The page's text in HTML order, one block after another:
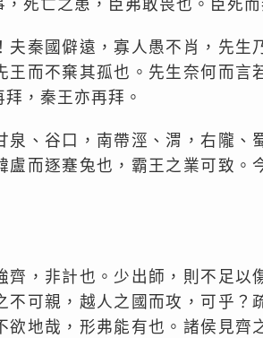
死亡之患，臣弗敢畏也。臣死而
夫秦國僻遠，寡人愚不肖，先
王而不棄其孤也。先生奈何而
，秦王亦再拜。
泉、谷口，南帶涇、渭，右隴
盧而逐蹇兔也，霸王之業可致
齊，非計也。少出師，則不足以
不可親，越人之國而攻，可乎
欲地哉，形弗能有也。諸侯見